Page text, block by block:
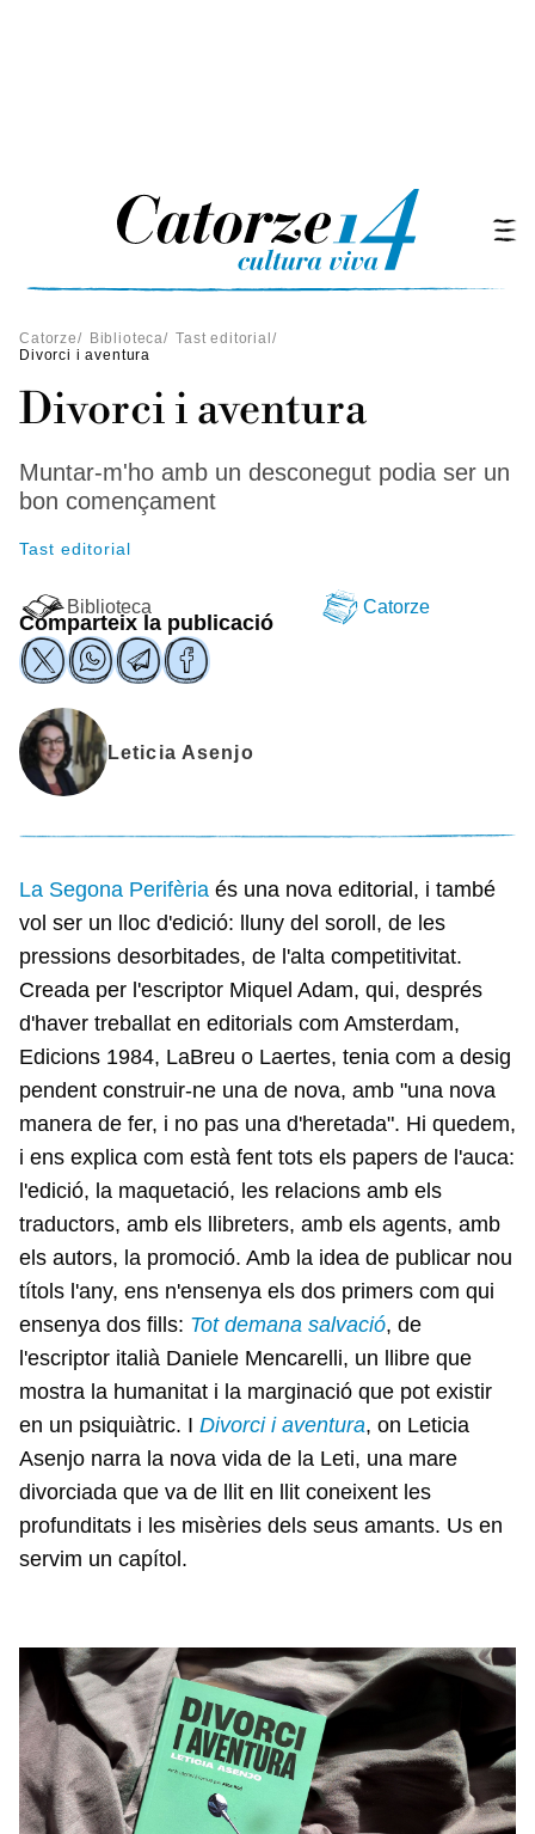
Catorze/ Biblioteca/ Tast editorial /
Divorci i aventura
Divorci i aventura
Muntar-m'ho amb un desconegut podia ser un
bon començament
Tast editorial
Biblioteca Catorze
Comparteix la publicació
Leticia Asenjo
La Segona Perifèria és una nova editorial, i també
vol ser un lloc d'edició: lluny del soroll, de les
pressions desorbitades, de l'alta competitivitat.
Creada per l'escriptor Miquel Adam, qui, després
d'haver treballat en editorials com Amsterdam,
Edicions 1984, LaBreu o Laertes, tenia com a desig
pendent construir-ne una de nova, amb "una nova
manera de fer, i no pas una d'heretada". Hi quedem,
i ens explica com està fent tots els papers de l'auca:
l'edició, la maquetació, les relacions amb els
traductors, amb els llibreters, amb els agents, amb
els autors, la promoció. Amb la idea de publicar nou
títols l'any, ens n'ensenya els dos primers com qui
ensenya dos fills: Tot demana salvació, de
l'escriptor italià Daniele Mencarelli, un llibre que
mostra la humanitat i la marginació que pot existir
en un psiquiàtric. I Divorci i aventura, on Leticia
Asenjo narra la nova vida de la Leti, una mare
divorciada que va de llit en llit coneixent les
profunditats i les misèries dels seus amants. Us en
servim un capítol.